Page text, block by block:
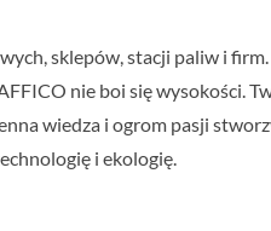
sklepów, stacji paliw i
nie boi się wysokości.
wiedza i ogrom pasji
i ekologię.